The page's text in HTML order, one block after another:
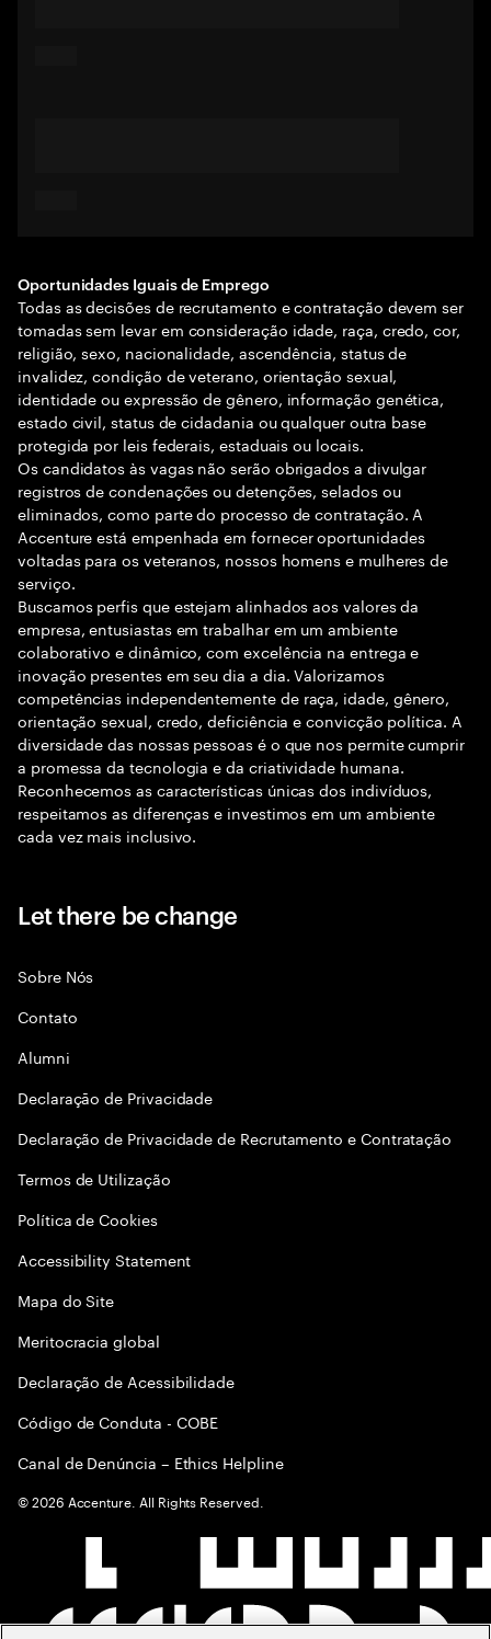
Oportunidades Iguais de Emprego
Todas as decisões de recrutamento e contratação devem ser
tomadas sem levar em consideração idade, raça, credo, cor,
religião, sexo, nacionalidade, ascendência, status de
invalidez, condição de veterano, orientação sexual,
identidade ou expressão de gênero, informação genética,
estado civil, status de cidadania ou qualquer outra base
protegida por leis federais, estaduais ou locais.
Os candidatos às vagas não serão obrigados a divulgar
registros de condenações ou detenções, selados ou
eliminados, como parte do processo de contratação. A
Accenture está empenhada em fornecer oportunidades
voltadas para os veteranos, nossos homens e mulheres de
serviço.
Buscamos perfis que estejam alinhados aos valores da
empresa, entusiastas em trabalhar em um ambiente
colaborativo e dinâmico, com excelência na entrega e
inovação presentes em seu dia a dia. Valorizamos
competências independentemente de raça, idade, gênero,
orientação sexual, credo, deficiência e convicção política. A
diversidade das nossas pessoas é o que nos permite cumprir
a promessa da tecnologia e da criatividade humana.
Reconhecemos as características únicas dos indivíduos,
respeitamos as diferenças e investimos em um ambiente
cada vez mais inclusivo.
Let there be change
Sobre Nós
Contato
Alumni
Declaraçāo de Privacidade
Declaração de Privacidade de Recrutamento e Contratação
Termos de Utilização
Política de Cookies
Accessibility Statement
Mapa do Site
Meritocracia global
Declaração de Acessibilidade
Código de Conduta - COBE
Canal de Denúncia – Ethics Helpline
©2026 Accenture. All Rights Reserved.